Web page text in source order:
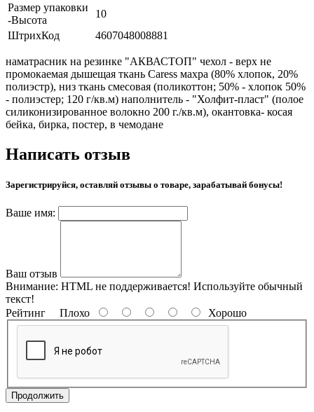
Размер упаковки
-Высота
10
ШтрихКод
4607048008881
наматрасник на резинке "АКВАСТОП" чехол - верх не
промокаемая дышещая ткань Caress махра (80% хлопок, 20%
полиэстр), низ ткань смесовая (поликоттон; 50% - хлопок 50%
- полиэстер; 120 г/кв.м) наполнитель - "Холфит-пласт" (полое
силиконизированное волокно 200 г./кв.м), окантовка- косая
бейка, бирка, постер, в чемодане
Написать отзыв
Зарегистрируйся, оставляй отзывы о товаре, зарабатывай бонусы!
Ваше имя:
Ваш отзыв
Внимание: HTML не поддерживается! Используйте обычный
текст!
Рейтинг Плохо Хорошо
Продолжить